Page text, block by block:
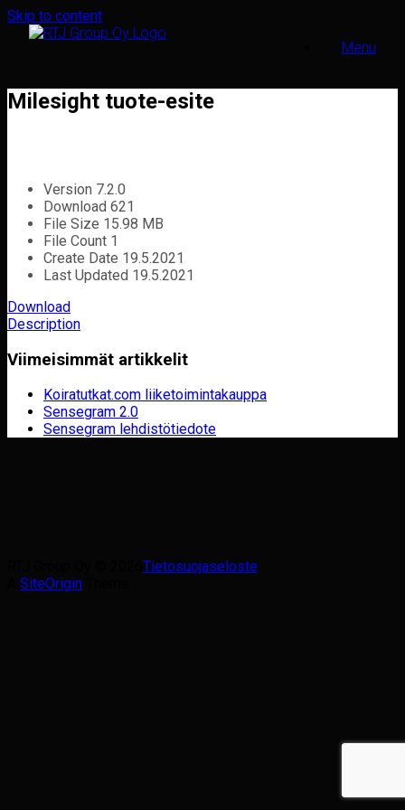
Skip to content
Menu
Milesight tuote-esite
Version 7.2.0
Download 621
File Size 15.98 MB
File Count 1
Create Date 19.5.2021
Last Updated 19.5.2021
Download
Description
Viimeisimmät artikkelit
Koiratutkat.com liiketoimintakauppa
Sensegram 2.0
Sensegram lehdistötiedote
Tietosuojaseloste
SiteOrigin